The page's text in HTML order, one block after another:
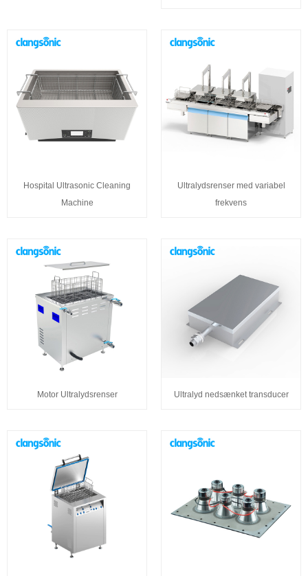
Hospital Ultrasonic Cleaning
Machine
Ultralydsrenser med variabel
frekvens
Motor Ultralydsrenser Ultralyd nedsænket transducer